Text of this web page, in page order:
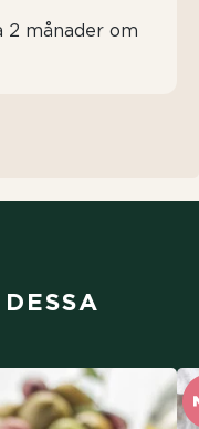
2 månader om